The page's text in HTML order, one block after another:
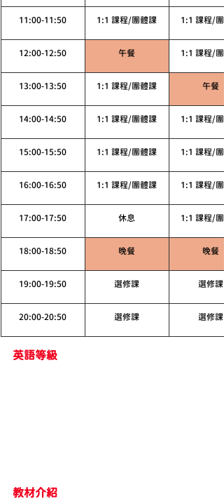
11:00-11:50 1:1 課程/團體課 1:1 課程/團
12:00-12:50 午餐 1:1 課程/團
13:00-13:50 1:1 課程/團體課 午餐
14:00-14:50 1:1 課程/團體課 1:1 課程/團
15:00-15:50 1:1 課程/團體課 1:1 課程/團
16:00-16:50 1:1 課程/團體課 1:1 課程/團
17:00-17:50 休息 1:1 課程/團
18:00-18:50 晚餐 晚餐
19:00-19:50 選修課 選修課
20:00-20:50 選修課 選修課
英語等級
教材介紹